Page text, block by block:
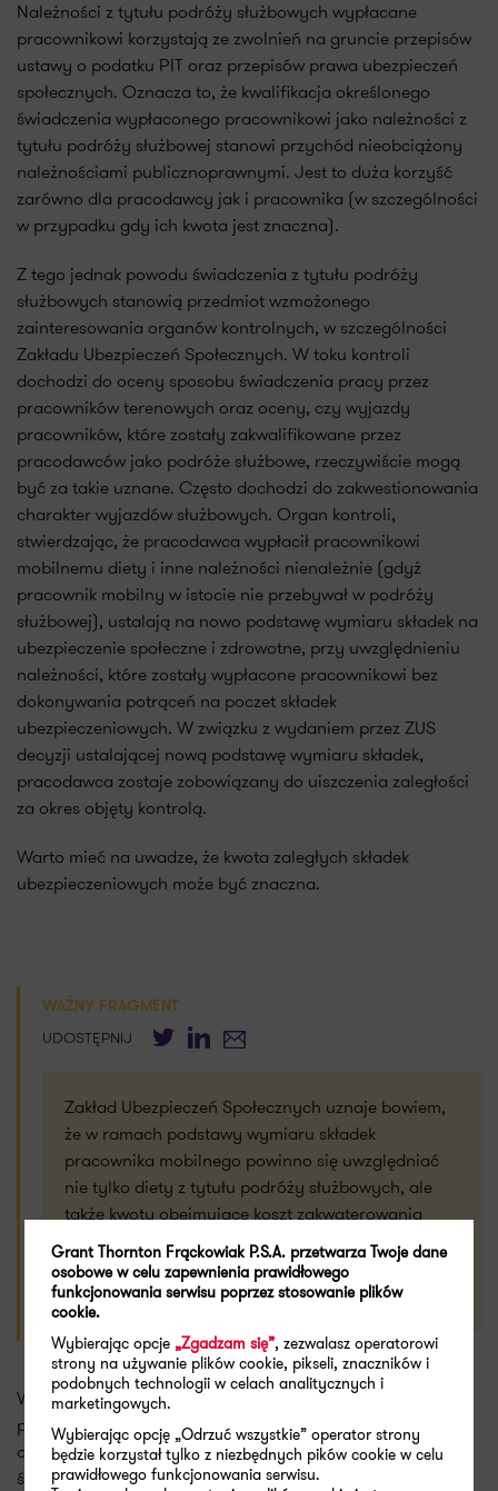
Należności z tytułu podróży służbowych wypłacane
pracownikowi korzystają ze zwolnień na gruncie przepisów
ustawy o podatku PIT oraz przepisów prawa ubezpieczeń
społecznych. Oznacza to, że kwalifikacja określonego
świadczenia wypłaconego pracownikowi jako należności z
tytułu podróży służbowej stanowi przychód nieobciążony
należnościami publicznoprawnymi. Jest to duża korzyść
zarówno dla pracodawcy jak i pracownika (w szczególności
w przypadku gdy ich kwota jest znaczna).
Z tego jednak powodu świadczenia z tytułu podróży
służbowych stanowią przedmiot wzmożonego
zainteresowania organów kontrolnych, w szczególności
Zakładu Ubezpieczeń Społecznych. W toku kontroli
dochodzi do oceny sposobu świadczenia pracy przez
pracowników terenowych oraz oceny, czy wyjazdy
pracowników, które zostały zakwalifikowane przez
pracodawców jako podróże służbowe, rzeczywiście mogą
być za takie uznane. Często dochodzi do zakwestionowania
charakter wyjazdów służbowych. Organ kontroli,
stwierdzając, że pracodawca wypłacił pracownikowi
mobilnemu diety i inne należności nienależnie (gdyż
pracownik mobilny w istocie nie przebywał w podróży
służbowej), ustalają na nowo podstawę wymiaru składek na
ubezpieczenie społeczne i zdrowotne, przy uwzględnieniu
należności, które zostały wypłacone pracownikowi bez
dokonywania potrąceń na poczet składek
ubezpieczeniowych. W związku z wydaniem przez ZUS
decyzji ustalającej nową podstawę wymiaru składek,
pracodawca zostaje zobowiązany do uiszczenia zaległości
za okres objęty kontrolą.
Warto mieć na uwadze, że kwota zaległych składek
ubezpieczeniowych może być znaczna.
WAŻNY FRAGMENT
UDOSTĘPNIJ TwitterLinkedIn
E-mail
Zakład Ubezpieczeń Społecznych uznaje bowiem,
że w ramach podstawy wymiaru składek
pracownika mobilnego powinno się uwzględniać
nie tylko diety z tytułu podróży służbowych, ale
także kwoty obejmujące koszt zakwaterowania
pracownika mobilnego w trakcie jego wyjazdów
służbowych w obszarze, na którym świadczony
pracę.
Wykładnia przyjęta przez ZUS zakład bowiem, że pojęcie
przychodu określone ustawie z dnia 13 października 1998 r.
o systemie ubezpieczeń społecznych obejmuje wartość
świadczeń ponoszonych przez pracodawcę z tytułu
Grant Thornton Frąckowiak P.S.A. przetwarza Twoje dane
osobowe w celu zapewnienia prawidłowego
funkcjonowania serwisu poprzez stosowanie plików
cookie.
Wybierając opcje„Zgadzam się”, zezwalasz operatorowi
strony na używanie plików cookie, pikseli, znaczników i
podobnych technologii w celach analitycznych i
marketingowych.
Wybierając opcję „Odrzuć wszystkie” operator strony
będzie korzystał tylko z niezbędnych pików cookie w celu
prawidłowego funkcjonowania serwisu.